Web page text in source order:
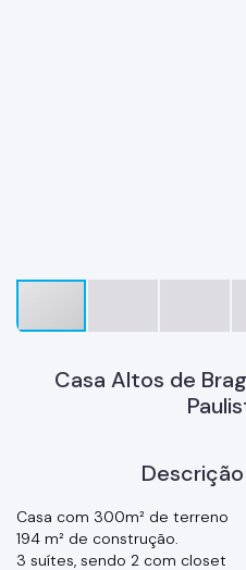
Casa Altos de
Casa com 300m² de terreno
194 m² de construção.
3 suítes, sendo 2 com closet